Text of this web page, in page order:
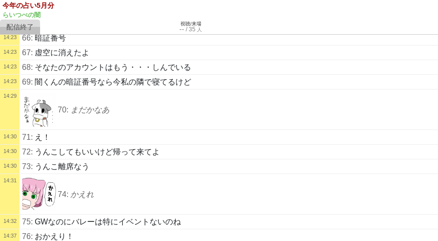
今年の占い5月分
らいつべの闇
視聴/来場
-- /35 人
14:23 66: 暗証番号
14:23 67: 虚空に消えたよ
14:23 68: そなたのアカウントはもう・・・しんでいる
14:23 69: 闇くんの暗証番号なら今私の隣で寝てるけど
14:29
70: まだかなあ
14:30 71: え！
14:30 72: うんこしてもいいけど帰って来てよ
14:30 73: うんこ離席なう
14:31
74: かえれ
14:32 75: GWなのにバレーは特にイベントないのね
14:37 76: おかえり！